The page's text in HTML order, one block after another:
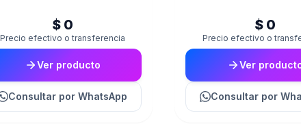
$ 0
Precio efectivo o transferencia
Ver producto
Consultar por WhatsApp
$ 0
Precio efectivo o
Ver
Consultar por